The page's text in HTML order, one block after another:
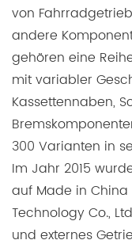
von
andere
gehören eine
mit variabler
Kassettennaben,
300 Varianten in
Im Jahr 2015
auf Made in
Technology Co.,
und externes